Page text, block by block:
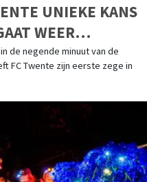
UNIEKE KANS
WEER
de negende minuut van de
FC Twente zijn eerste zege in